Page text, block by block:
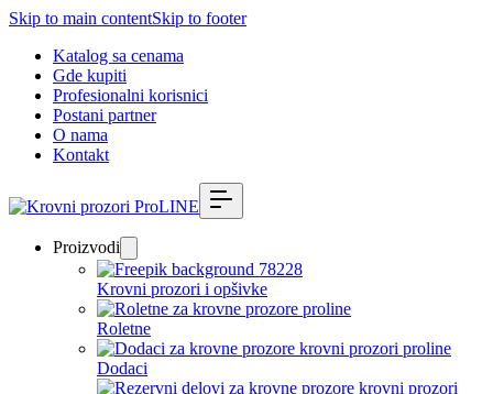
Skip to main contentSkip to footer
Katalog sa cenama
Gde kupiti
Profesionalni korisnici
Postani partner
O nama
Kontakt
Proizvodi
Krovni prozori i opšivke
Roletne
Dodaci